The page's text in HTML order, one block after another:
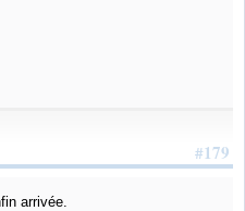
#179
arrivée.